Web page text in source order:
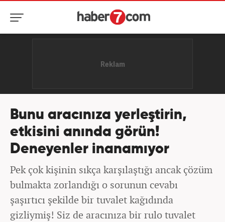
Bunu aracınıza yerleştirin,
etkisini anında görün!
Deneyenler inanamıyor
Pek çok kişinin sıkça karşılaştığı ancak çözüm
bulmakta zorlandığı o sorunun cevabı
şaşırtıcı şekilde bir tuvalet kağıdında
gizliymiş! Siz de aracınıza bir rulo tuvalet